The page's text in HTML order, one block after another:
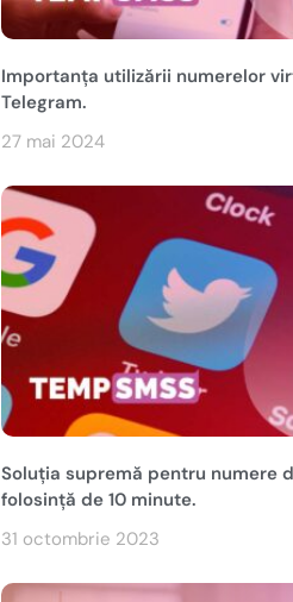
Importanța utilizării numerelor
Telegram.
27 mai 2024
Soluția supremă pentru numere
folosință de 10 minute.
31 octombrie 2023